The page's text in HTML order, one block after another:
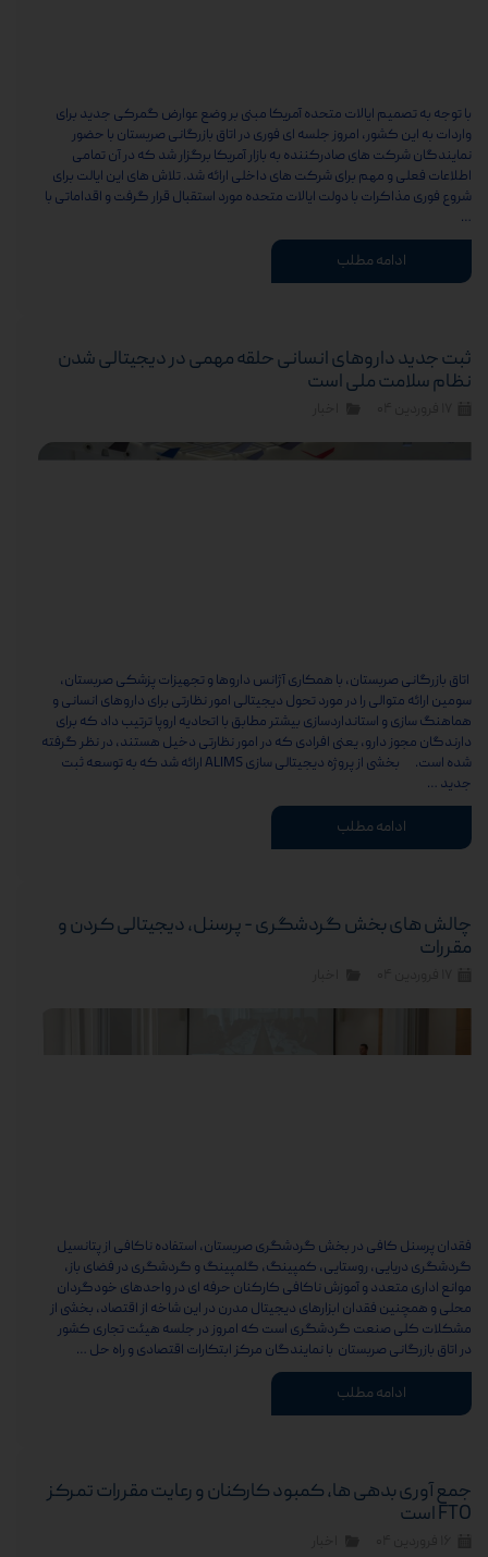
با توجه به تصمیم ایالات متحده آمریکا مبنی بر وضع عوارض گمرکی جدید برای
واردات به این کشور، امروز جلسه ای فوری در اتاق بازرگانی صربستان با حضور
نمایندگان شرکت های صادرکننده به بازار آمریکا برگزار شد که در آن تمامی
اطلاعات فعلی و مهم برای شرکت های داخلی ارائه شد. تلاش های این ایالت برای
شروع فوری مذاکرات با دولت ایالات متحده مورد استقبال قرار گرفت و اقداماتی با
…
ادامه مطلب
ثبت جدید داروهای انسانی حلقه مهمی در دیجیتالی شدن
نظام سلامت ملی است
اتاق بازرگانی صربستان، با همکاری آژانس داروها و تجهیزات پزشکی صربستان،
سومین ارائه متوالی را در مورد تحول دیجیتالی امور نظارتی برای داروهای انسانی و
هماهنگ سازی و استانداردسازی بیشتر مطابق با اتحادیه اروپا ترتیب داد که برای
دارندگان مجوز دارو، یعنی افرادی که در امور نظارتی دخیل هستند، در نظر گرفته
شده است. بخشی از پروژه دیجیتالی سازی ALIMS ارائه شد که به توسعه ثبت
جدید …
ادامه مطلب
چالش های بخش گردشگری - پرسنل، دیجیتالی کردن و
مقررات
فقدان پرسنل کافی در بخش گردشگری صربستان، استفاده ناکافی از پتانسیل
گردشگری دریایی، روستایی، کمپینگ، گلمپینگ و گردشگری در فضای باز،
موانع اداری متعدد و آموزش ناکافی کارکنان حرفه ای در واحدهای خودگردان
محلی و همچنین فقدان ابزارهای دیجیتال مدرن در این شاخه از اقتصاد، بخشی از
مشکلات کلی صنعت گردشگری است که امروز در جلسه هیئت تجاری کشور
در اتاق بازرگانی صربستان با نمایندگان مرکز ابتکارات اقتصادی و راه حل …
ادامه مطلب
جمع آوری بدهی ها، کمبود کارکنان و رعایت مقررات تمرکز
FTO است